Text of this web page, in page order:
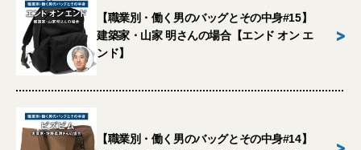
【職業別・働く男のバッグとその中身#15】
建築家・山家 明さんの場合【エンド オン エ
ンド】
>
【職業別・働く男のバッグとその中身#14】